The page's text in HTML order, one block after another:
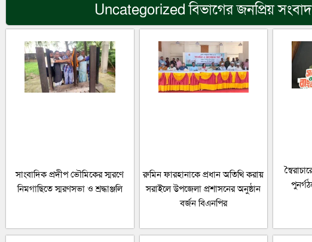
Uncategorizedবিভাগের জনপ্রিয় সংবাদ
সাংবাদিক প্রদীপ ভৌমিকের স্মরণে
নিমগাছিতে স্মরণসভা ও শ্রদ্ধাঞ্জলি
রুমিন ফারহানাকে প্রধান অতিথি করায়
সরাইলে উপজেলা প্রশাসনের অনুষ্ঠান
বর্জন বিএনপির